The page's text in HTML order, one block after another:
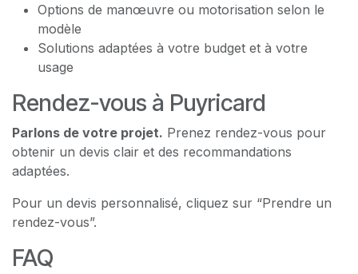
Options de manœuvre ou motorisation selon le
modèle
Solutions adaptées à votre budget et à votre
usage
Rendez-vous à Puyricard
Parlons de votre projet. Prenez rendez-vous pour
obtenir un devis clair et des recommandations
adaptées.
Pour un devis personnalisé, cliquez sur “Prendre un
rendez-vous”.
FAQ